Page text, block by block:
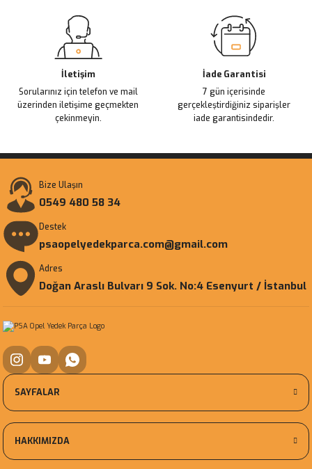
İletişim
Sorularınız için telefon ve mail
üzerinden iletişime geçmekten
çekinmeyin.
İade Garantisi
7 gün içerisinde
gerçekleştirdiğiniz siparişler
iade garantisindedir.
Bize Ulaşın
0549 480 58 34
Destek
psaopelyedekparca.com@gmail.com
Adres
Doğan Araslı Bulvarı 9 Sok. No:4 Esenyurt / İstanbul
SAYFALAR
HAKKIMIZDA